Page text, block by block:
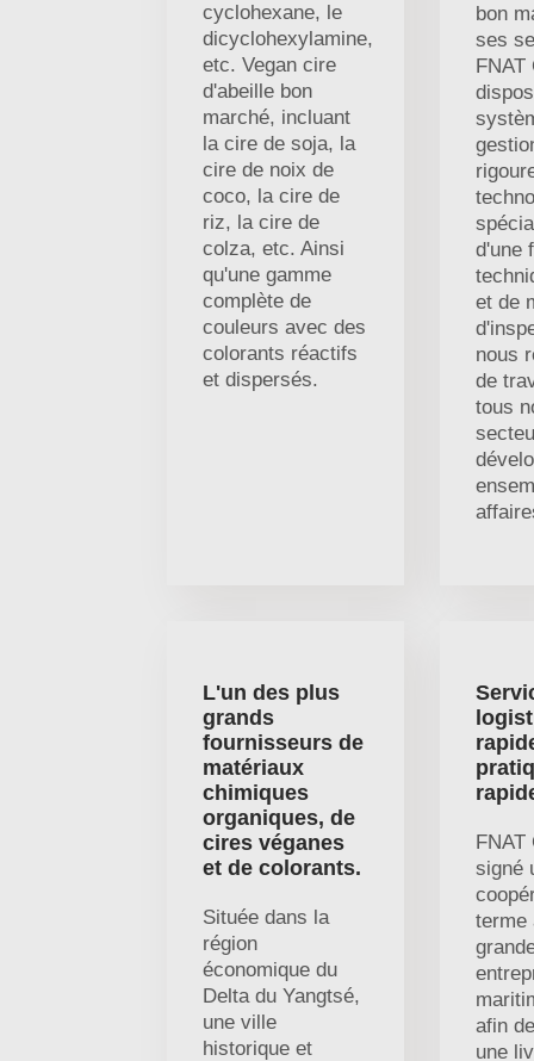
cyclohexane, le
dicyclohexylamine,
etc. Vegan cire
d'abeille bon
marché, incluant
la cire de soja, la
cire de noix de
coco, la cire de
riz, la cire de
colza, etc. Ainsi
qu'une gamme
complète de
couleurs avec des
colorants réactifs
et dispersés.
bon
ses
FNAT
d'une
et de
nous
de
tous
L'un des plus
grands
fournisseurs de
matériaux
chimiques
organiques, de
cires véganes
et de colorants.
Située dans la
région
économique du
Delta du Yangtsé,
une ville
historique et
FNAT
signé
terme
afin
une